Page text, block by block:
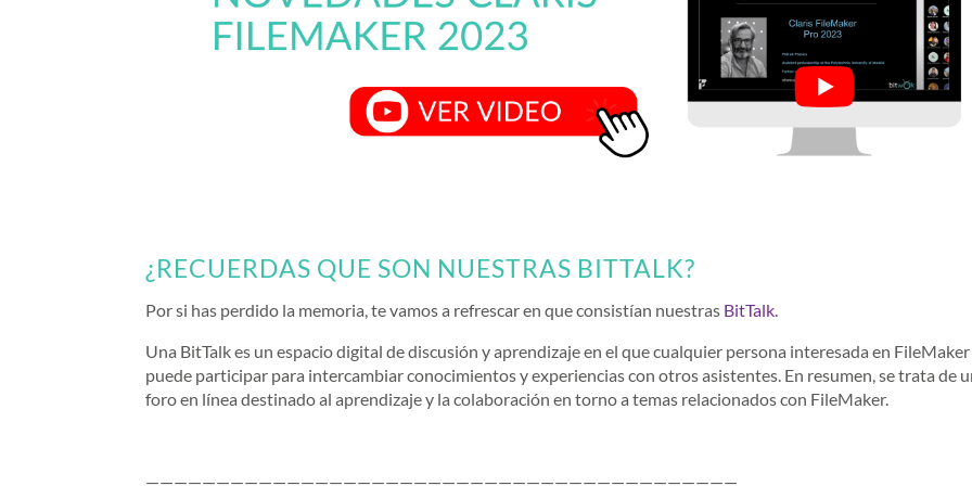
¿RECUERDAS QUE SON NUESTRAS BITTALK?
Por si has perdido la memoria, te vamos a refrescar en que consistían nuestras BitTalk.
Una BitTalk es un espacio digital de discusión y aprendizaje en el que cualquier persona interesada en FileMaker
puede participar para intercambiar conocimientos y experiencias con otros asistentes. En resumen, se trata de
foro en línea destinado al aprendizaje y la colaboración en torno a temas relacionados con FileMaker.
——————————————————————————————————————————